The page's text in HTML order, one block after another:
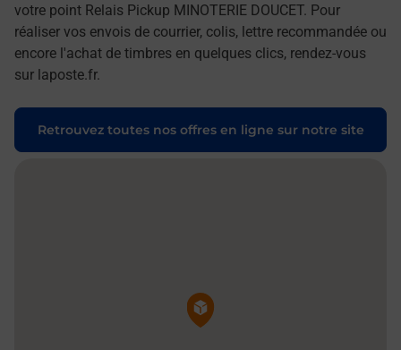
votre point Relais Pickup MINOTERIE DOUCET. Pour
réaliser vos envois de courrier, colis, lettre recommandée ou
encore l'achat de timbres en quelques clics, rendez-vous
sur laposte.fr.
Retrouvez toutes nos offres en ligne sur notre site
Pin de la carte